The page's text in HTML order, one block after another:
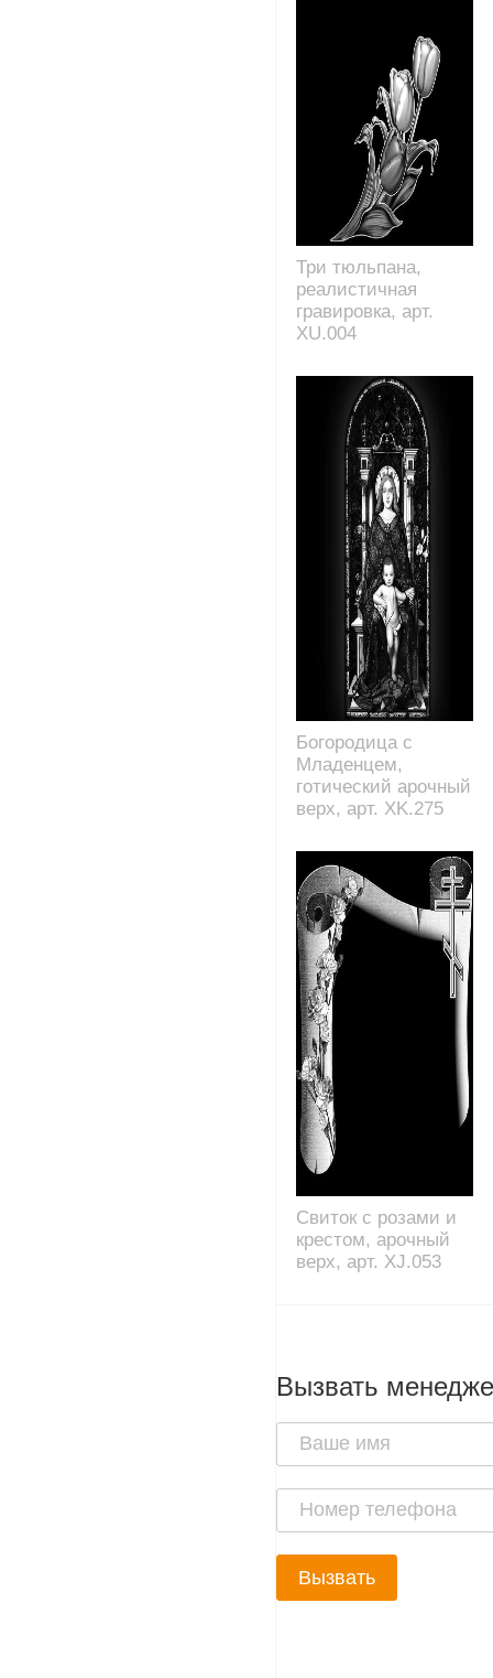
Три тюльпана,
реалистичная
гравировка, арт.
XU.004
Богородица с
Младенцем,
готический арочный
верх, арт. XK.275
Свиток с розами и
крестом, арочный
верх, арт. XJ.053
Вызвать
Вызвать